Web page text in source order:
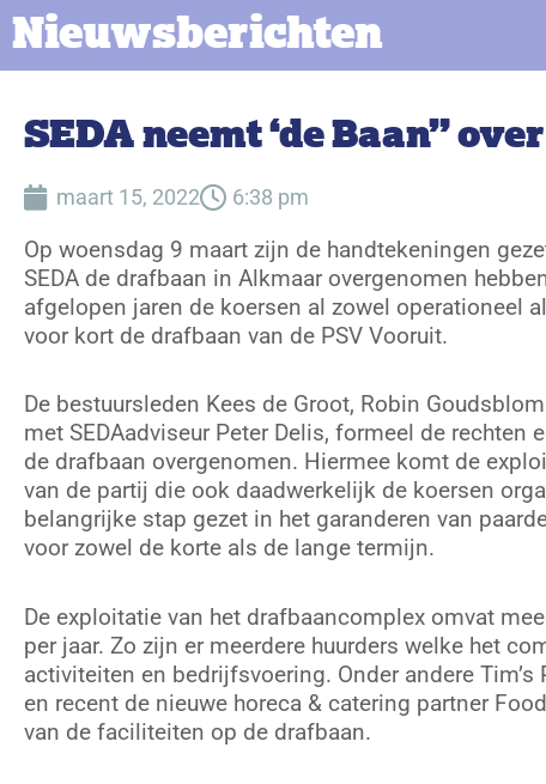
Nieuwsberichten
SEDA neemt ‘de Baan” over
maart 15, 2022 6:38 pm
Op woensdag 9 maart zijn de handtekeningen
SEDA de drafbaan in Alkmaar overgenomen
afgelopen jaren de koersen al zowel operationeel
voor kort de drafbaan van de PSV Vooruit.
De bestuursleden Kees de Groot, Robin
met SEDAadviseur Peter Delis, formeel de
de drafbaan overgenomen. Hiermee komt de
van de partij die ook daadwerkelijk de koersen
belangrijke stap gezet in het garanderen van
voor zowel de korte als de lange termijn.
De exploitatie van het drafbaancomplex omvat
per jaar. Zo zijn er meerdere huurders welke het
activiteiten en bedrijfsvoering. Onder andere
en recent de nieuwe horeca & catering partner
van de faciliteiten op de drafbaan.